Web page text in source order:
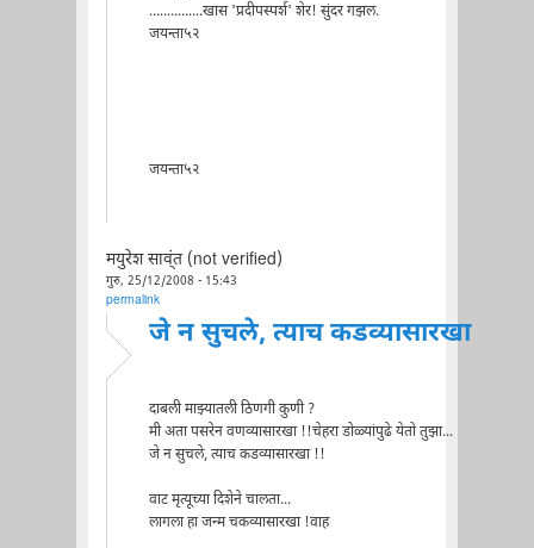
...............खास 'प्रदीपस्पर्श' शेर! सुंदर गझल.
जयन्ता५२
जयन्ता५२
मयुरेश साव्ंत (not verified)
गुरु, 25/12/2008 - 15:43
permalink
जे न सुचले, त्याच कडव्यासारखा
दाबली माझ्यातली ठिणगी कुणी ?
मी अता पसरेन वणव्यासारखा !!चेहरा डोळ्यांपुढे येतो तुझा...
जे न सुचले, त्याच कडव्यासारखा !!
वाट मृत्यूच्या दिशेने चालता...
लागला हा जन्म चकव्यासारखा !वाह